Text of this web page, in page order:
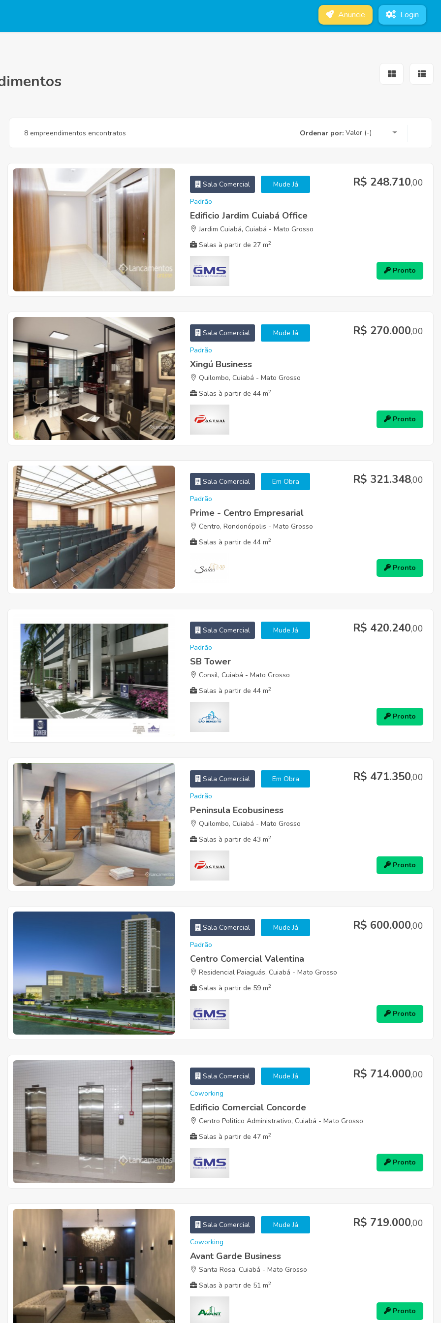
Anuncie Login
8 empreendimentos encontratos Ordenar por: Valor (-)
Sala Comercial Mude Já R$ 248.710,00
Padrão
Edificio Jardim Cuiabá Office
Jardim Cuiabá, Cuiabá - Mato Grosso
Salas à partir de 27 m2
Pronto
Sala Comercial Mude Já R$ 270.000,00
Padrão
Xingú Business
Quilombo, Cuiabá - Mato Grosso
Salas à partir de 44 m2
Pronto
Sala Comercial Em Obra R$ 321.348,00
Padrão
Prime - Centro Empresarial
Centro, Rondonópolis - Mato Grosso
Salas à partir de 44 m2
Pronto
Sala Comercial Mude Já R$ 420.240,00
Padrão
SB Tower
Consil, Cuiabá - Mato Grosso
Salas à partir de 44 m2
Pronto
Sala Comercial Em Obra R$ 471.350,00
Padrão
Peninsula Ecobusiness
Quilombo, Cuiabá - Mato Grosso
Salas à partir de 43 m2
Pronto
Sala Comercial Mude Já R$ 600.000,00
Padrão
Centro Comercial Valentina
Residencial Paiaguás, Cuiabá - Mato Grosso
Salas à partir de 59 m2
Pronto
Sala Comercial Mude Já R$ 714.000,00
Coworking
Edificio Comercial Concorde
Centro Politico Administrativo, Cuiabá - Mato Grosso
Salas à partir de 47 m2
Pronto
Sala Comercial Mude Já R$ 719.000,00
Coworking
Avant Garde Business
Santa Rosa, Cuiabá - Mato Grosso
Salas à partir de 51 m2
Pronto